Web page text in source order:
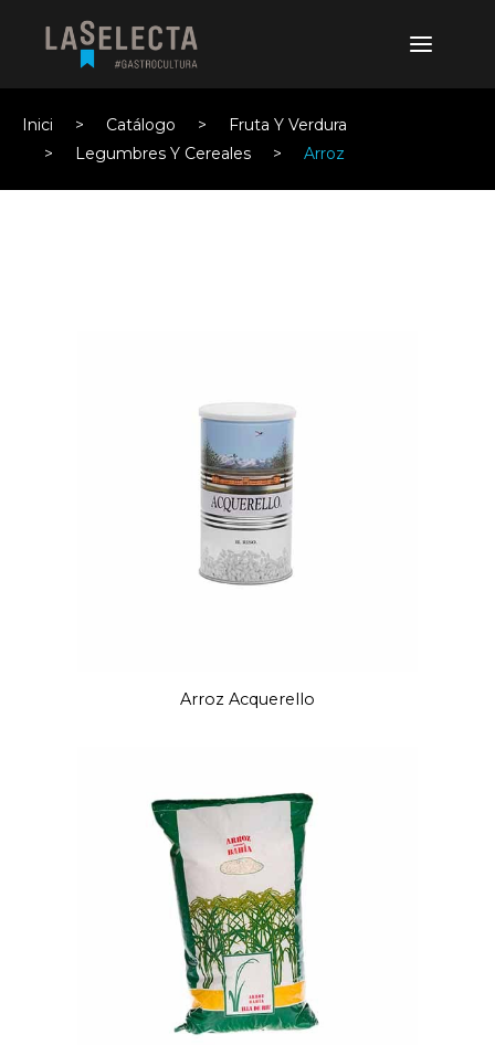
Inici Catálogo
Fruta Y Verdura
Legumbres Y Cereales
Arroz
Arroz Acquerello